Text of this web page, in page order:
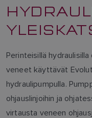
Perinteisillä
veneet käyttävät
hydraulipumpulla.
ohjauslinjoihin ja
virtausta veneen